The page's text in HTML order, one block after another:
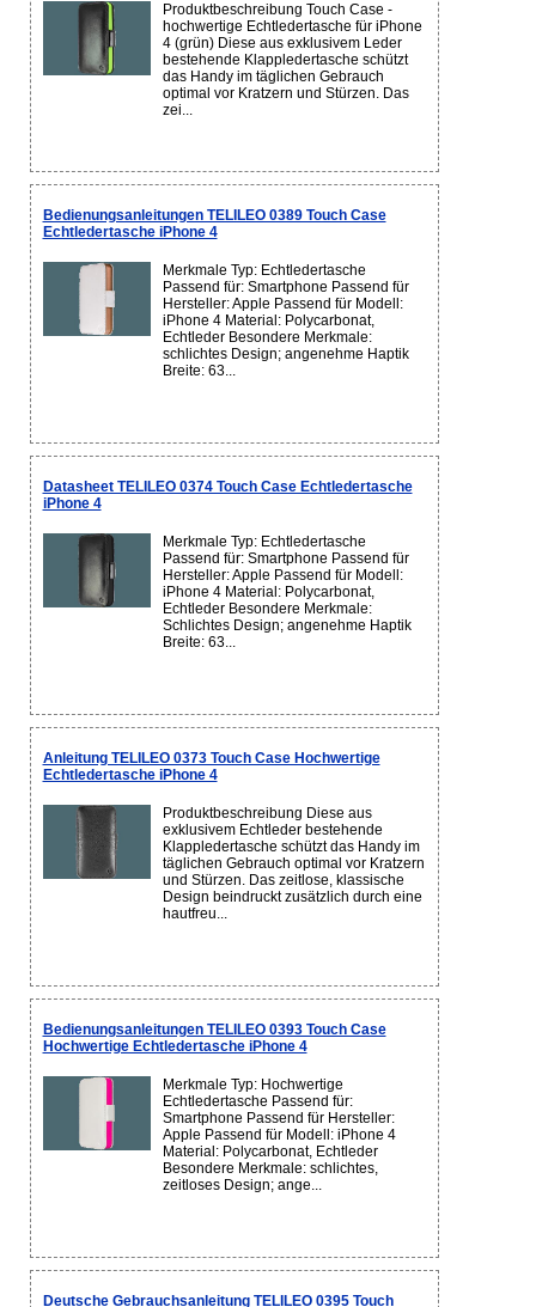
Produktbeschreibung Touch Case -
hochwertige Echtledertasche für iPhone
4 (grün) Diese aus exklusivem Leder
bestehende Klappledertasche schützt
das Handy im täglichen Gebrauch
optimal vor Kratzern und Stürzen. Das
zei...
Bedienungsanleitungen TELILEO 0389 Touch Case
Echtledertasche iPhone 4
Merkmale Typ: Echtledertasche
Passend für: Smartphone Passend für
Hersteller: Apple Passend für Modell:
iPhone 4 Material: Polycarbonat,
Echtleder Besondere Merkmale:
schlichtes Design; angenehme Haptik
Breite: 63...
Datasheet TELILEO 0374 Touch Case Echtledertasche
iPhone 4
Merkmale Typ: Echtledertasche
Passend für: Smartphone Passend für
Hersteller: Apple Passend für Modell:
iPhone 4 Material: Polycarbonat,
Echtleder Besondere Merkmale:
Schlichtes Design; angenehme Haptik
Breite: 63...
Anleitung TELILEO 0373 Touch Case Hochwertige
Echtledertasche iPhone 4
Produktbeschreibung Diese aus
exklusivem Echtleder bestehende
Klappledertasche schützt das Handy im
täglichen Gebrauch optimal vor Kratzern
und Stürzen. Das zeitlose, klassische
Design beindruckt zusätzlich durch eine
hautfreu...
Bedienungsanleitungen TELILEO 0393 Touch Case
Hochwertige Echtledertasche iPhone 4
Merkmale Typ: Hochwertige
Echtledertasche Passend für:
Smartphone Passend für Hersteller:
Apple Passend für Modell: iPhone 4
Material: Polycarbonat, Echtleder
Besondere Merkmale: schlichtes,
zeitloses Design; ange...
Deutsche Gebrauchsanleitung TELILEO 0395 Touch